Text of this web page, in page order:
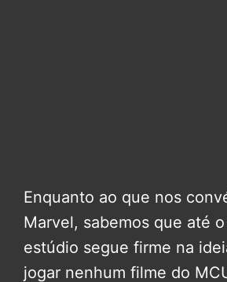
Enquanto ao que nos
Marvel, sabemos que até
estúdio segue firme na
jogar nenhum filme do